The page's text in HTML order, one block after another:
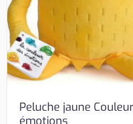
Peluche jaune
émotions